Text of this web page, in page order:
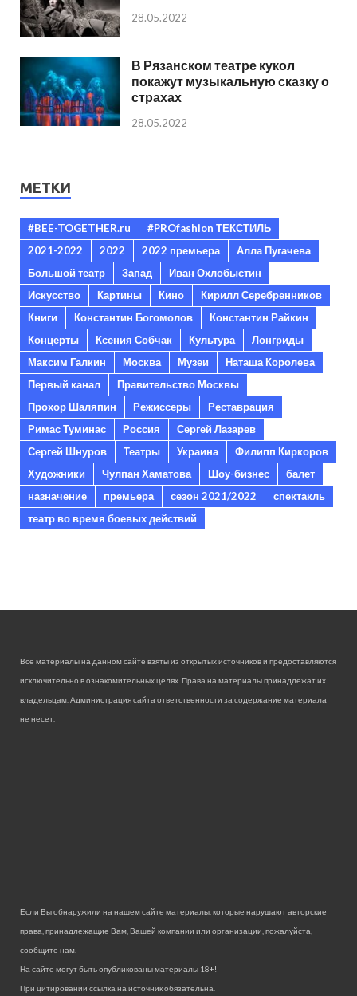
28.05.2022
В Рязанском театре кукол
покажут музыкальную сказку о
страхах
28.05.2022
МЕТКИ
#BEE-TOGETHER.ru
#PROfashion ТЕКСТИЛЬ
2021-2022
2022 2022 премьера
Алла Пугачева
Большой театр
Запад
Иван Охлобыстин
Искусство
Картины Кино
Кирилл Серебренников
Книги
Константин Богомолов
Константин Райкин
Концерты
Ксения Собчак Культура
Лонгриды
Максим Галкин
Москва Музеи
Наташа Королева
Первый канал
Правительство Москвы
Прохор Шаляпин
Режиссеры
Реставрация
Римас Туминас
Россия
Сергей Лазарев
Сергей Шнуров
Театры Украина
Филипп Киркоров
Художники
Чулпан Хаматова Шоу-бизнес
балет
назначение
премьера сезон 2021/2022
спектакль
театр во время боевых действий
Все материалы на данном сайте взяты из открытых источников и предоставляются
исключительно в ознакомительных целях. Права на материалы принадлежат их
владельцам. Администрация сайта ответственности за содержание материала
не несет.
Если Вы обнаружили на нашем сайте материалы, которые нарушают авторские
права, принадлежащие Вам, Вашей компании или организации, пожалуйста,
сообщите нам.
На сайте могут быть опубликованы материалы 18+!
При цитировании ссылка на источник обязательна.